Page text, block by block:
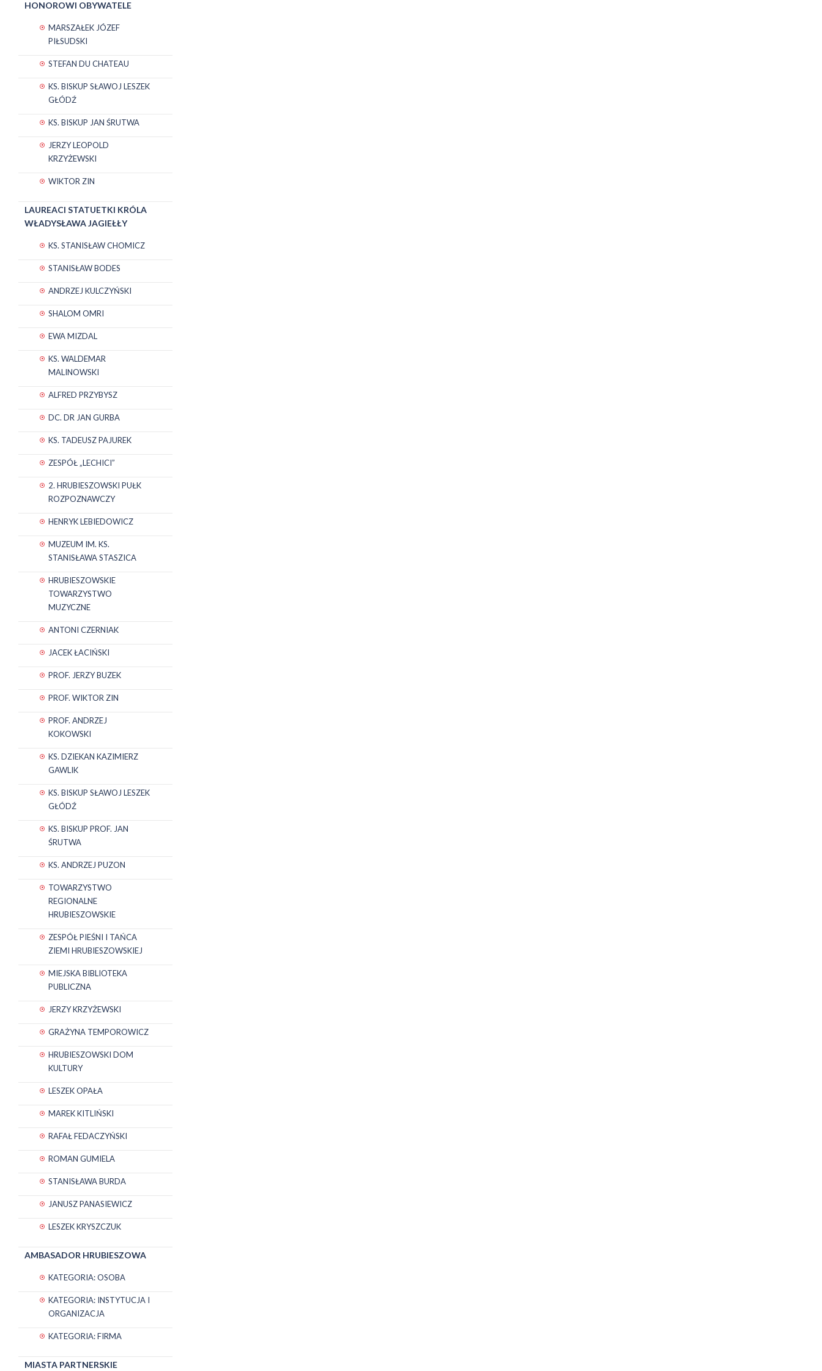
HONOROWI OBYWATELE
MARSZAŁEK JÓZEF
PIŁSUDSKI
STEFAN DU CHATEAU
KS. BISKUP SŁAWOJ LESZEK
GŁÓDŹ
KS. BISKUP JAN ŚRUTWA
JERZY LEOPOLD
KRZYŻEWSKI
WIKTOR ZIN
LAUREACI STATUETKI KRÓLA
WŁADYSŁAWA JAGIEŁŁY
KS. STANISŁAW CHOMICZ
STANISŁAW BODES
ANDRZEJ KULCZYŃSKI
SHALOM OMRI
EWA MIZDAL
KS. WALDEMAR
MALINOWSKI
ALFRED PRZYBYSZ
DC. DR JAN GURBA
KS. TADEUSZ PAJUREK
ZESPÓŁ „LECHICI”
2. HRUBIESZOWSKI PUŁK
ROZPOZNAWCZY
HENRYK LEBIEDOWICZ
MUZEUM IM. KS.
STANISŁAWA STASZICA
HRUBIESZOWSKIE
TOWARZYSTWO
MUZYCZNE
ANTONI CZERNIAK
JACEK ŁACIŃSKI
PROF. JERZY BUZEK
PROF. WIKTOR ZIN
PROF. ANDRZEJ
KOKOWSKI
KS. DZIEKAN KAZIMIERZ
GAWLIK
KS. BISKUP SŁAWOJ LESZEK
GŁÓDŹ
KS. BISKUP PROF. JAN
ŚRUTWA
KS. ANDRZEJ PUZON
TOWARZYSTWO
REGIONALNE
HRUBIESZOWSKIE
ZESPÓŁ PIEŚNI I TAŃCA
ZIEMI HRUBIESZOWSKIEJ
MIEJSKA BIBLIOTEKA
PUBLICZNA
JERZY KRZYŻEWSKI
GRAŻYNA TEMPOROWICZ
HRUBIESZOWSKI DOM
KULTURY
LESZEK OPAŁA
MAREK KITLIŃSKI
RAFAŁ FEDACZYŃSKI
ROMAN GUMIELA
STANISŁAWA BURDA
JANUSZ PANASIEWICZ
LESZEK KRYSZCZUK
AMBASADOR HRUBIESZOWA
KATEGORIA: OSOBA
KATEGORIA: INSTYTUCJA I
ORGANIZACJA
KATEGORIA: FIRMA
MIASTA PARTNERSKIE